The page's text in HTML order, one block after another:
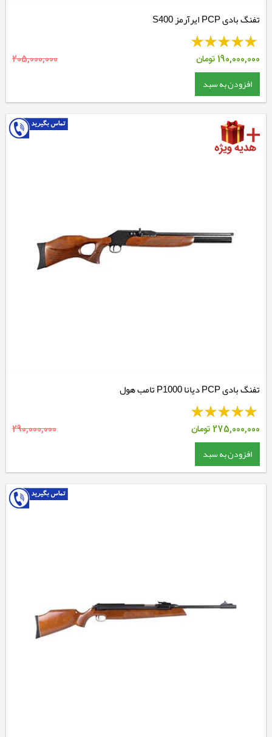
تفنگ بادی PCP ایرآرمز S400
190,000,000 تومان 205,000,000
افزودن به سبد
تفنگ بادی PCP دیانا P1000 تامب هول
275,000,000تومان 290,000,000
افزودن به سبد